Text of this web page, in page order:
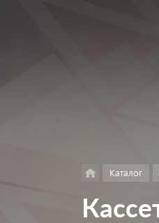
Каталог